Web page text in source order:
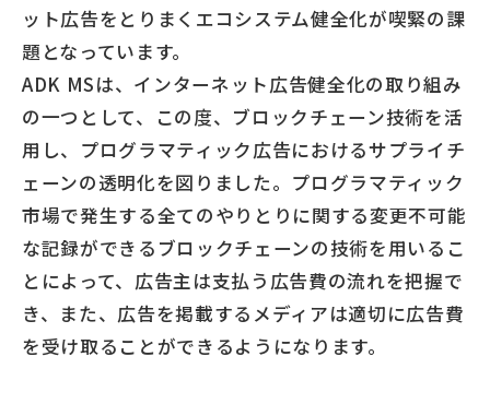
ット広告をとりまくエコシステム健全化が喫緊の課
題となっています。
ADK MSは、インターネット広告健全化の取り組み
の一つとして、この度、ブロックチェーン技術を活
用し、プログラマティック広告におけるサプライチ
ェーンの透明化を図りました。プログラマティック
市場で発生する全てのやりとりに関する変更不可能
な記録ができるブロックチェーンの技術を用いるこ
とによって、広告主は支払う広告費の流れを把握で
き、また、広告を掲載するメディアは適切に広告費
を受け取ることができるようになります。